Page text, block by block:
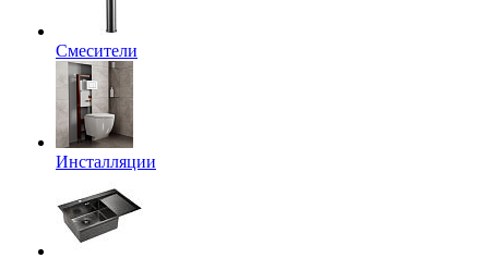
Смесители
Инсталляции